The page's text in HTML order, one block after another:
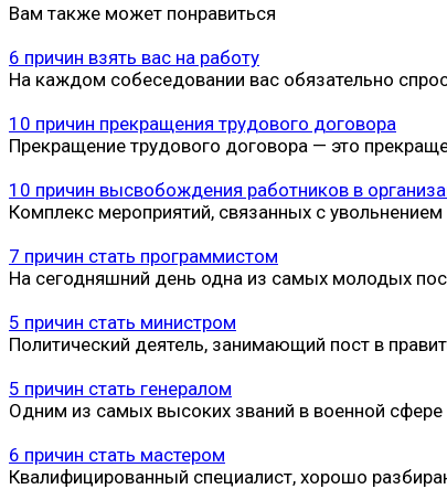
Вам также может понравиться
6 причин взять вас на работу
На каждом собеседовании вас обязательно
10 причин прекращения трудового договора
Прекращение трудового договора — это
10 причин высвобождения работников в
Комплекс мероприятий, связанных с
7 причин стать программистом
На сегодняшний день одна из самых молодых
5 причин стать министром
Политический деятель, занимающий пост в
5 причин стать генералом
Одним из самых высоких званий в военной
6 причин стать мастером
Квалифицированный специалист, хорошо